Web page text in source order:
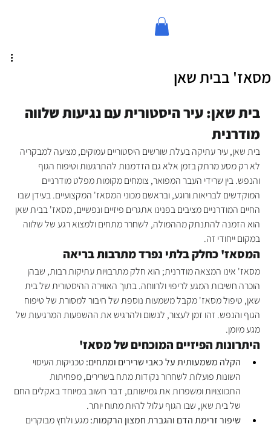
מסאז' בבית שאן
בית שאן: עיר היסטורית עם נגיעות שלווה
מודרנית
בית שאן, עיר עתיקה בעלת שורשים היסטוריים עמוקים, מציעה למבקריה
לא רק מסע מרתק בזמן אלא גם הזדמנות להתרגעות וטיפוח הגוף
והנפש. בין שרידי העבר המפואר, צומחים מקומות מפלט מודרניים
המוקדשים לבריאות ורוגע, ובראשם מכוני המסאז' המקצועיים. בעידן שבו
החיים המודרניים מציבים בפנינו אתגרים פיזיים ונפשיים, מסאז' בבית שאן
הוא הזמנה להתנתק מההמולה, לשחרר מתחים ולמצוא רגע של שלווה
במקום ייחודי זה.
המסאז' כחלק בלתי נפרד מתרבות בריאה
מסאז' אינו המצאה מודרנית; הוא חלק מתרבויות עתיקות רבות, שבהן
הוכרה חשיבות המגע לריפוי ולרווחה. בתוך האווירה ההיסטורית של בית
שאן, טיפול מסאז' מקבל משמעות נוספת של חיבור למסורת של טיפוח
הגוף והנפש. זהו זמן לעצור, לנשום ולהרגיש את ההשפעות המרגיעות של
מגע מיומן.
היתרונות הפיזיים המוכחים של מסאז'
הקלה משמעותית על כאבי שרירים ומתחים: טכניקות העיסוי
השונות פועלות לשחרור נקודות מתח בשרירים, מפחיתות
התכווצויות ומשפרות את גמישותם, דבר חשוב במיוחד באקלים החם
של בית שאן, שבו הגוף עלול להיות מתוח יותר.
שיפור זרימת הדם והגברת חמצון הרקמות: מגע ולחץ מבוקרים